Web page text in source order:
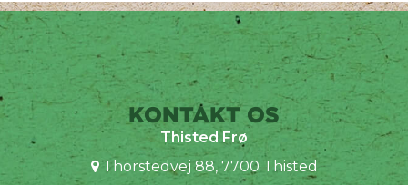
KONTAKT OS
Thisted Frø
Thorstedvej 88, 7700 Thisted